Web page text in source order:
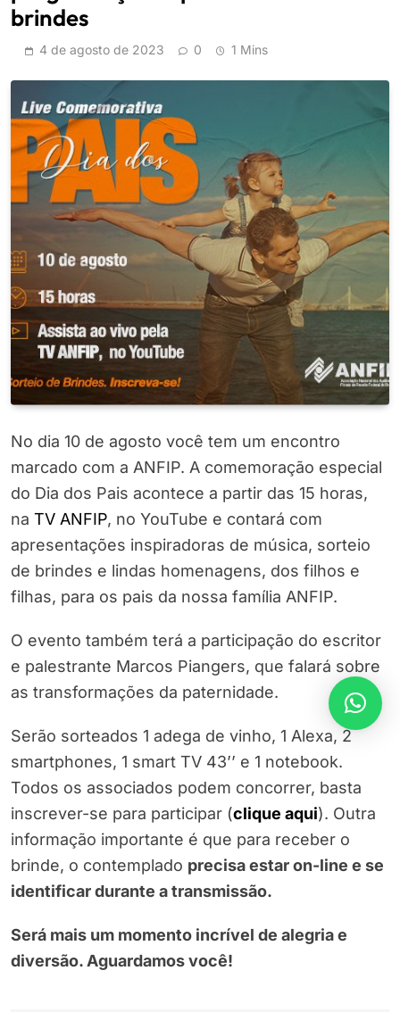
brindes
4 de agosto de 2023 0 1 Mins
No dia 10 de agosto você tem um encontro
marcado com a ANFIP. A comemoração especial
do Dia dos Pais acontece a partir das 15 horas,
na TV ANFIP, no YouTube e contará com
apresentações inspiradoras de música, sorteio
de brindes e lindas homenagens, dos filhos e
filhas, para os pais da nossa família ANFIP.
O evento também terá a participação do escritor
e palestrante Marcos Piangers, que falará sobre
as transformações da paternidade.
Serão sorteados 1 adega de vinho, 1 Alexa, 2
smartphones, 1 smart TV 43’’ e 1 notebook.
Todos os associados podem concorrer, basta
inscrever-se para participar (clique aqui). Outra
informação importante é que para receber o
brinde, o contemplado precisa estar on-line e se
identificar durante a transmissão.
Será mais um momento incrível de alegria e
diversão. Aguardamos você!